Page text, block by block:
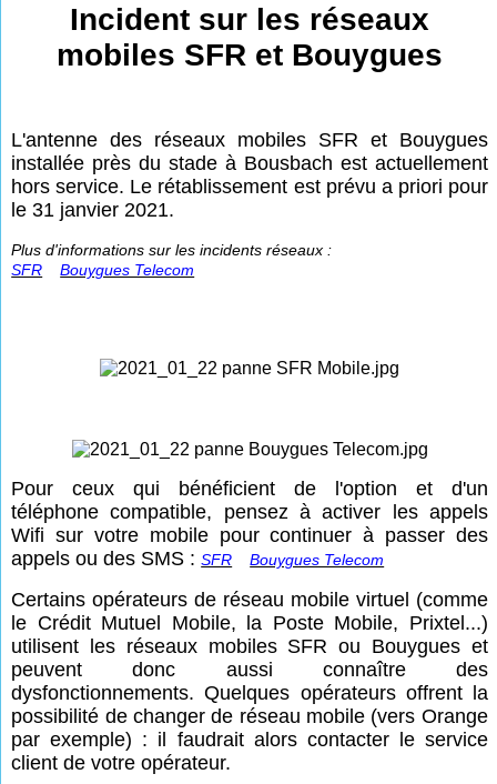
Incident sur les réseaux
mobiles SFR et Bouygues
L'antenne des réseaux mobiles SFR et Bouygues
installée près du stade à Bousbach est actuellement
hors service. Le rétablissement est prévu a priori pour
le 31 janvier 2021.
Plus d'informations sur les incidents réseaux :
SFR
Bouygues Telecom
Pour ceux qui bénéficient de l'option et d'un
téléphone compatible, pensez à activer les appels
Wifi sur votre mobile pour continuer à passer des
appels ou des SMS :SFR Bouygues Telecom
Certains opérateurs de réseau mobile virtuel (comme
le Crédit Mutuel Mobile, la Poste Mobile, Prixtel...)
utilisent les réseaux mobiles SFR ou Bouygues et
peuvent donc aussi connaître des
dysfonctionnements. Quelques opérateurs offrent la
possibilité de changer de réseau mobile (vers Orange
par exemple) : il faudrait alors contacter le service
client de votre opérateur.